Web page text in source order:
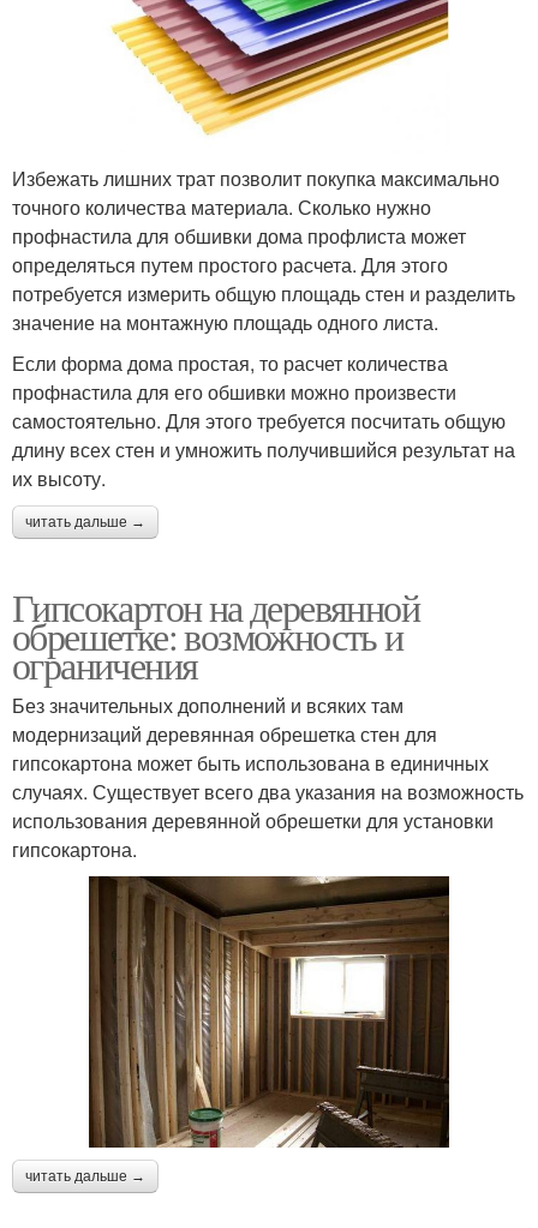
Избежать лишних трат позволит покупка максимально
точного количества материала. Сколько нужно
профнастила для обшивки дома профлиста может
определяться путем простого расчета. Для этого
потребуется измерить общую площадь стен и разделить
значение на монтажную площадь одного листа.
Если форма дома простая, то расчет количества
профнастила для его обшивки можно произвести
самостоятельно. Для этого требуется посчитать общую
длину всех стен и умножить получившийся результат на
их высоту.
читать дальше →
Гипсокартон на деревянной
обрешетке: возможность и
ограничения
Без значительных дополнений и всяких там
модернизаций деревянная обрешетка стен для
гипсокартона может быть использована в единичных
случаях. Существует всего два указания на возможность
использования деревянной обрешетки для установки
гипсокартона.
читать дальше →